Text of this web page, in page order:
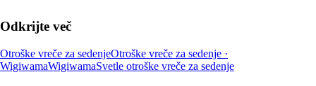
Odkrijte več
Otroške vreče za sedenjeOtroške vreče za sedenje ·
WigiwamaWigiwamaSvetle otroške vreče za sedenje